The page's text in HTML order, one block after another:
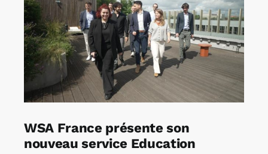
WSA France présente son
nouveau service Education